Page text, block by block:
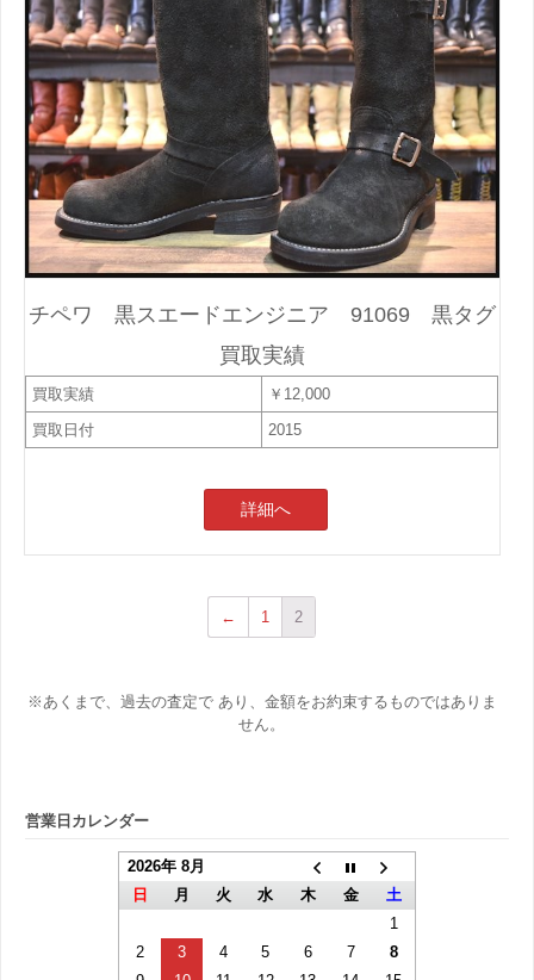
チペワ 黒スエードエンジニア 91069 黒タグ
買取実績
買取実績
￥12,000
買取日付
2015
詳細へ
← 1 2
※あくまで、過去の査定で あり、金額をお約束するものではありま
せん。
営業日カレンダー
2026年 8月
日
月 火 水 木 金
土
1
2
3 4 5 6 7
8